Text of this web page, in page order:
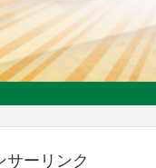
サーリンク